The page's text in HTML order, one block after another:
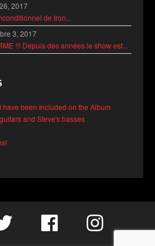
2017
de Iron...
3, 2017
!!! Depuis des années le show est...
been Included on the Album
and Steve's basses